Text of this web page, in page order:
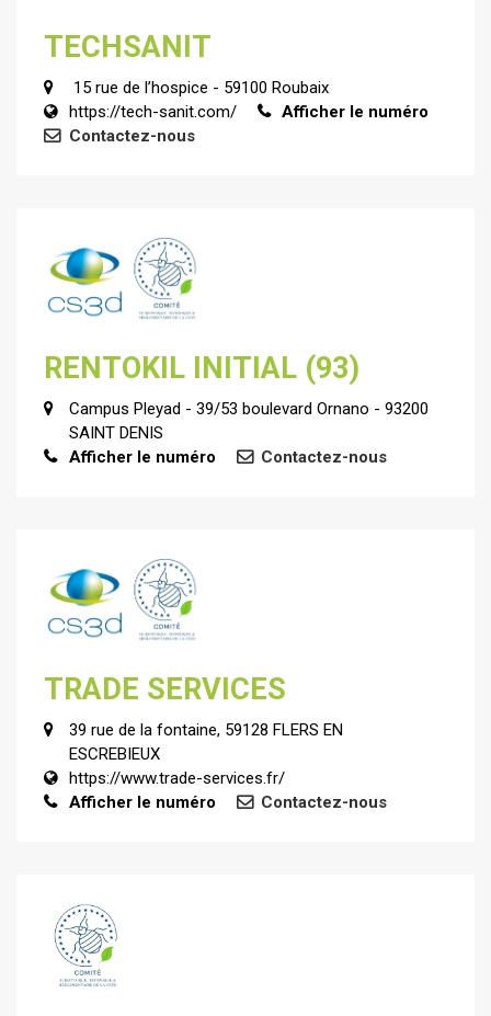
TECHSANIT
15 rue de l’hospice - 59100 Roubaix
https://tech-sanit.com/
Afficher le numéro
Contactez-nous
RENTOKIL INITIAL (93)
Campus Pleyad - 39/53 boulevard Ornano - 93200
SAINT DENIS
Afficher le numéro
Contactez-nous
TRADE SERVICES
39 rue de la fontaine, 59128 FLERS EN
ESCREBIEUX
https://www.trade-services.fr/
Afficher le numéro
Contactez-nous